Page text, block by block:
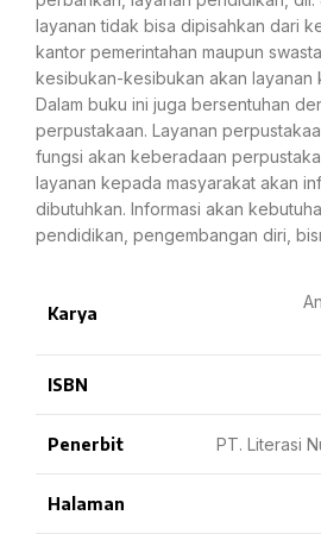
layanan tidak bisa dipisahkan dari
kantor pemerintahan maupun
kesibukan-kesibukan akan layanan
Dalam buku ini juga bersentuhan
perpustakaan. Layanan
fungsi akan keberadaan
layanan kepada masyarakat akan
dibutuhkan. Informasi akan
pendidikan, pengembangan diri,
Karya
ISBN
Penerbit PT. Literasi
Halaman